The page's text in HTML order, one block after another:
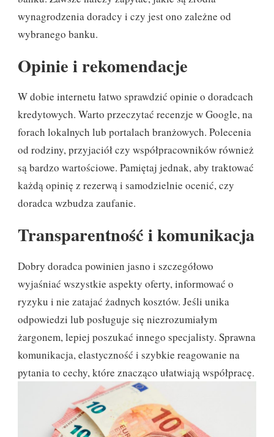
wynagrodzenia doradcy i czy jest ono zależne od
wybranego banku.
Opinie i rekomendacje
W dobie internetu łatwo sprawdzić opinie o doradcach
kredytowych. Warto przeczytać recenzje w Google, na
forach lokalnych lub portalach branżowych. Polecenia
od rodziny, przyjaciół czy współpracowników również
są bardzo wartościowe. Pamiętaj jednak, aby traktować
każdą opinię z rezerwą i samodzielnie ocenić, czy
doradca wzbudza zaufanie.
Transparentność i komunikacja
Dobry doradca powinien jasno i szczegółowo
wyjaśniać wszystkie aspekty oferty, informować o
ryzyku i nie zatajać żadnych kosztów. Jeśli unika
odpowiedzi lub posługuje się niezrozumiałym
żargonem, lepiej poszukać innego specjalisty. Sprawna
komunikacja, elastyczność i szybkie reagowanie na
pytania to cechy, które znacząco ułatwiają współpracę.